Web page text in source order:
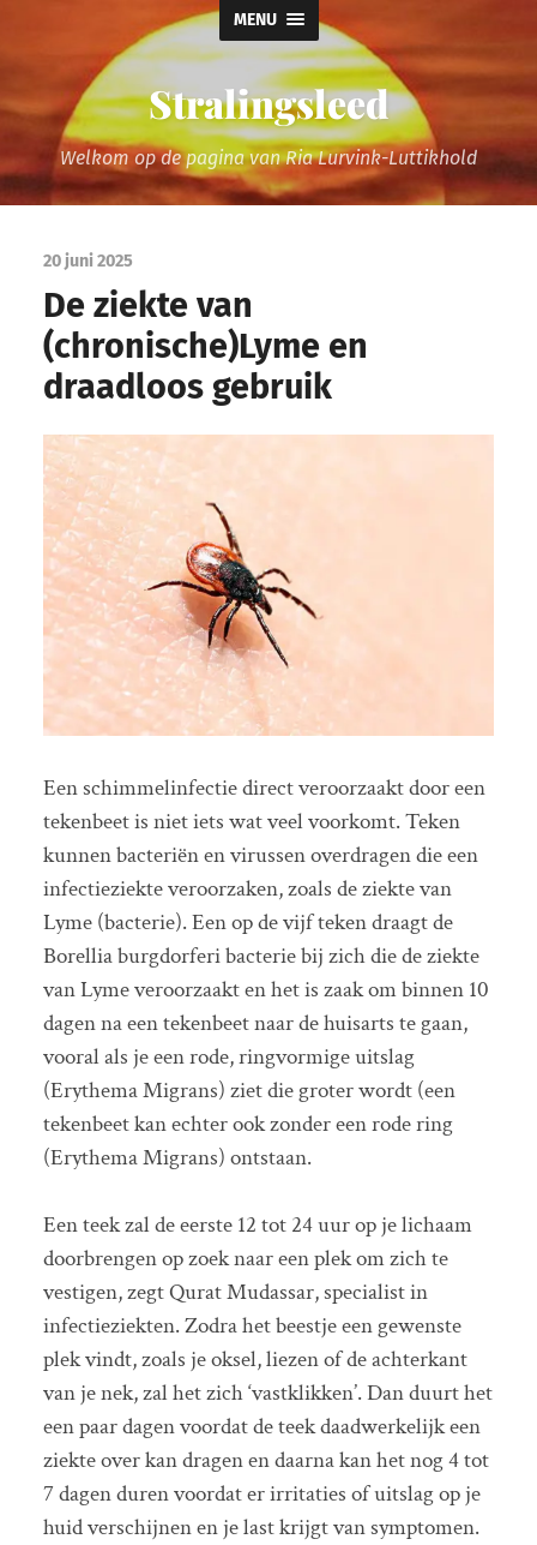
MENU
Stralingsleed
Welkom op de pagina van Ria Lurvink-Luttikhold
20 juni 2025
De ziekte van
(chronische)Lyme en
draadloos gebruik
Een schimmelinfectie direct veroorzaakt door een
tekenbeet is niet iets wat veel voorkomt. Teken
kunnen bacteriën en virussen overdragen die een
infectieziekte veroorzaken, zoals de ziekte van
Lyme (bacterie). Een op de vijf teken draagt de
Borellia burgdorferi bacterie bij zich die de ziekte
van Lyme veroorzaakt en het is zaak om binnen 10
dagen na een tekenbeet naar de huisarts te gaan,
vooral als je een rode, ringvormige uitslag
(Erythema Migrans) ziet die groter wordt (een
tekenbeet kan echter ook zonder een rode ring
(Erythema Migrans) ontstaan.
Een teek zal de eerste 12 tot 24 uur op je lichaam
doorbrengen op zoek naar een plek om zich te
vestigen, zegt Qurat Mudassar, specialist in
infectieziekten. Zodra het beestje een gewenste
plek vindt, zoals je oksel, liezen of de achterkant
van je nek, zal het zich ‘vastklikken’. Dan duurt het
een paar dagen voordat de teek daadwerkelijk een
ziekte over kan dragen en daarna kan het nog 4 tot
7 dagen duren voordat er irritaties of uitslag op je
huid verschijnen en je last krijgt van symptomen.